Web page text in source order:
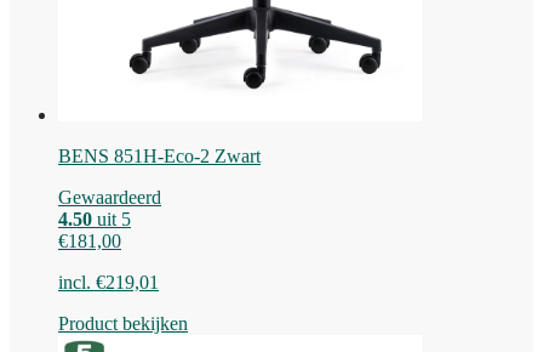
BENS 851H-Eco-2 Zwart
Gewaardeerd
4.50 uit 5
€181,00
incl. €219,01
Product bekijken